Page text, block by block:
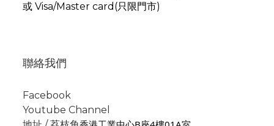
或 Visa/Master card(只限門市)
聯絡我們
Facebook
Youtube Channel